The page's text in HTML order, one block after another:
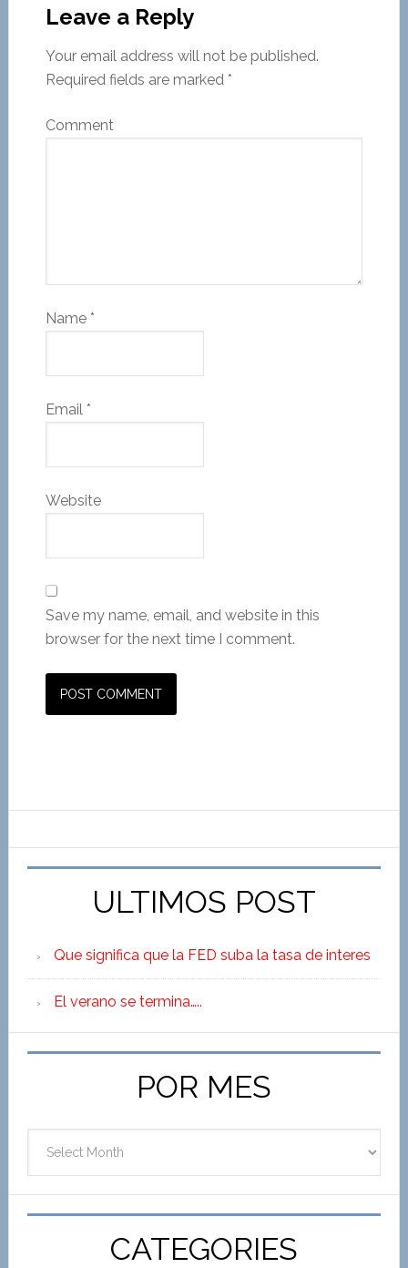
Leave a Reply
Your email address will not be published.
Required fields are marked *
Comment
Name *
Email *
Website
Save my name, email, and website in this
browser for the next time I comment.
ULTIMOS POST
Que significa que la FED suba la tasa de interes
El verano se termina…..
POR MES
Mes
CATEGORIES